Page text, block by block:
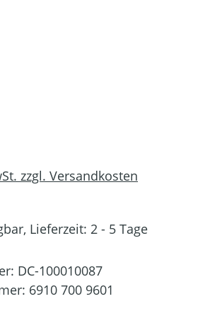
zzgl. Versandkosten
Lieferzeit: 2 - 5 Tage
DC-100010087
6910 700 9601